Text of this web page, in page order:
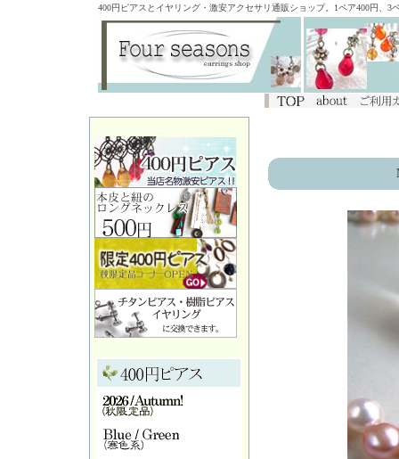
400円ピアスとイヤリング・激安アクセサリ通販ショップ。1ペア400円、